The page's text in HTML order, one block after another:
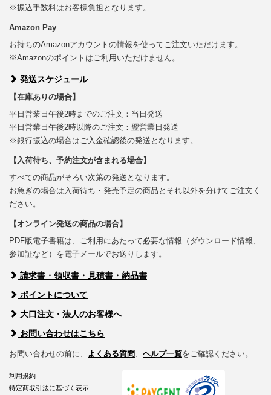
※振込手数料はお客様負担となります。
Amazon Pay
お持ちのAmazonアカウントの情報を使ってご注文いただけます。
※Amazonのポイントはご利用いただけません。
発送スケジュール
【在庫ありの場合】
平日営業日午後2時までのご注文：当日発送
平日営業日午後2時以降のご注文：翌営業日発送
※銀行振込の場合はご入金確認後の発送となります。
【入荷待ち、予約注文が含まれる場合】
すべての商品がそろい次第の発送となります。
お急ぎの場合は入荷待ち・発売予定の商品とそれ以外を分けてご注文く
ださい。
【オンライン発送の商品の場合】
PDF版電子書籍は、ご利用にあたって必要な情報（ダウンロード情報、
参加証など）を電子メールでお送りします。
請求書・領収書・見積書・納品書
ポイントについて
大口注文・法人のお客様へ
お問い合わせはこちら
お問い合わせの前に、 よくある質問、 ヘルプ一覧をご確認ください。
利用規約
特定商取引法に基づく表示